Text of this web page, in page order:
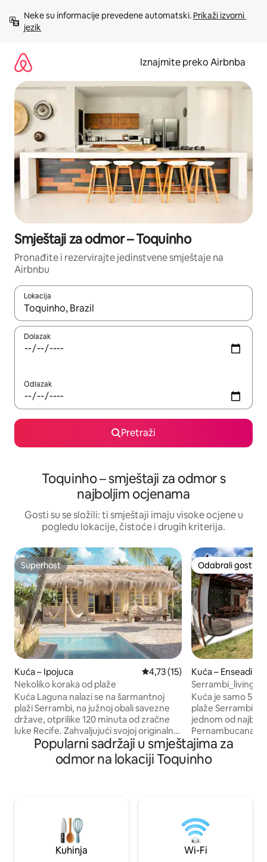
sadržaj
Neke su informacije prevedene automatski. Prikaži izvorni
jezik
Iznajmite preko Airbnba
Smještaji za odmor – Toquinho
Pronađite i rezervirajte jedinstvene smještaje na
Airbnbu
Lokacija
Kada budu dostupni rezultati, moći ćete ih pregledati
Dolazak
Odlazak
Pretraži
Toquinho – smještaji za odmor s
najboljim ocjenama
Gosti su se složili: ti smještaji imaju visoke ocjene u
pogledu lokacije, čistoće i drugih kriterija.
Superhost
Superhost
Kuća – Ipojuca Prosječna ocjena: 4,73/5,
4,73 (15)
Nekoliko koraka od plaže
Kuća Laguna nalazi se na šarmantnoj
plaži Serrambi, na južnoj obali savezne
države, otprilike 120 minuta od zračne
luke Recife. Zahvaljujući svojoj originalnoj
arhitekturi iz 1970-ih, kuća je sačuvana u
rustikalnom i autentičnom stilu, a to je
dodatno naglašeno uređenjem koje
jedinstveno okruženje uokvireno
tradicionalnim ribarskim brodovima, a to
pridonosi šarmantnom i slikovitom
ambijentu.
Odabrali gosti
Odabrali gosti
Kuća –
Serrambi_living -
Kuća je samo 50
plaže Serrambi -
jednom od
Pernambucana
uređena kuća
privatna
privatna
odmor sve
kadom Prostor
churasqueirom i
Serrambi_Living i
Popularni sadržaji u smještajima za
odmor na lokaciji Toquinho
Kuhinja Wi-Fi